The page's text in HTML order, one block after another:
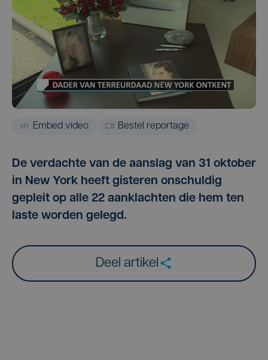
Embed video Bestel reportage
De verdachte van de aanslag van 31 oktober
in New York heeft gisteren onschuldig
gepleit op alle 22 aanklachten die hem ten
laste worden gelegd.
Deel artikel